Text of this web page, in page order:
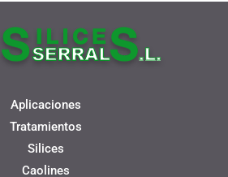
Aplicaciones
Tratamientos
Silices
Caolines